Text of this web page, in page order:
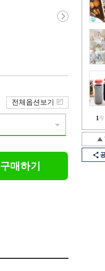
1/9
전체옵션보기
구매하기